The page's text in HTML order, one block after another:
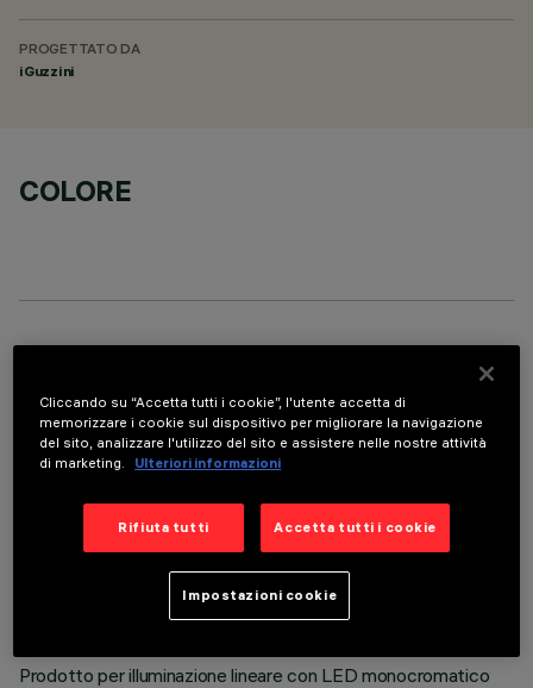
PROGETTATO DA
iGuzzini
COLORE
DATI TECNICI
ULTIMO AGGIORNAMENTO: 07/08/2026
Prodotto per illuminazione lineare con LED monocromatico
Cliccando su “Accetta tutti i cookie”, l'utente accetta di
memorizzare i cookie sul dispositivo per migliorare la navigazione
del sito, analizzare l'utilizzo del sito e assistere nelle nostre attività
di marketing.
Ulteriori informazioni
Rifiuta tutti Accetta tutti i cookie
Impostazioni cookie